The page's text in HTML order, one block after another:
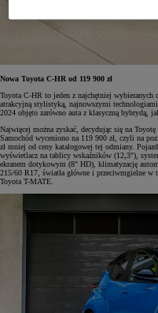
Nowa Toyota C-HR od 119 900 zł
Toyota C-HR to jeden z najchętniej wybieranych
atrakcyjną stylistyką, najnowszymi
2024 objęto zarówno auta z klasyczną hybrydą,
Najwięcej można zyskać, decydując się na
Samochód wyceniono na 119 900 zł, czyli na
zł mniej od ceny katalogowej tej odmiany.
wyświetlacz na tablicy wskaźników (12,3"),
ekranem dotykowym (8" HD), klimatyzację
215/60 R17, światła główne i przeciwmgielne w
Toyota T-MATE.